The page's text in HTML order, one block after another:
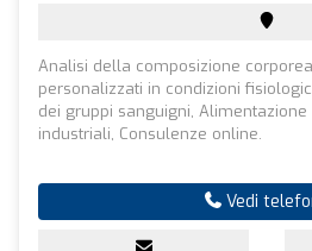
Analisi della composizione
personalizzati in condizioni
dei gruppi sanguigni,
industriali, Consulenze online.
Vedi